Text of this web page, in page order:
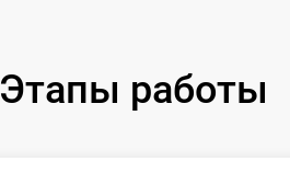
Этапы работы